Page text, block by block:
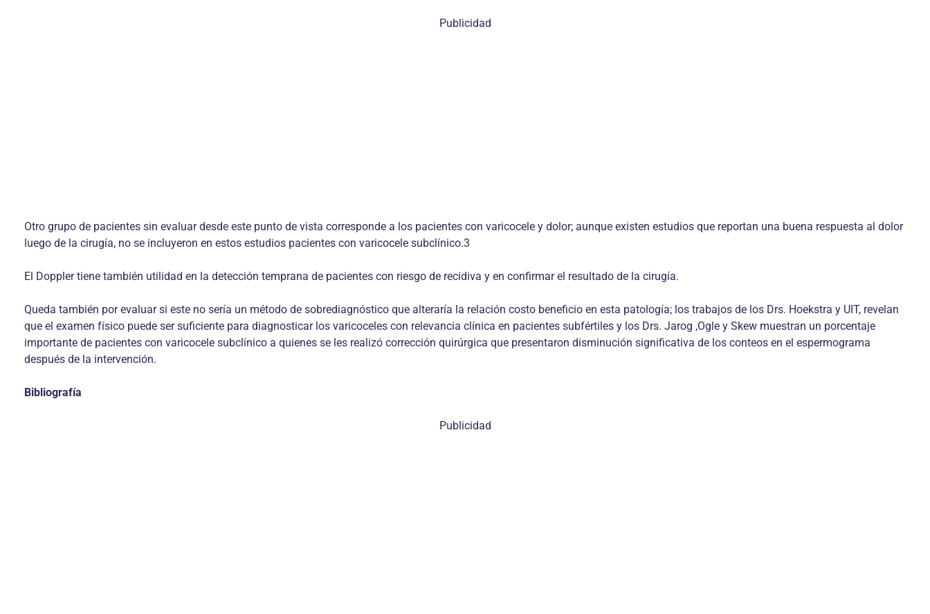
Publicidad
Otro grupo de pacientes sin evaluar desde este punto de vista corresponde a los pacientes con varicocele y dolor; aunque existen estudios que reportan una buena respuesta al dolor
luego de la cirugía, no se incluyeron en estos estudios pacientes con varicocele subclínico.3
El Doppler tiene también utilidad en la detección temprana de pacientes con riesgo de recidiva y en confirmar el resultado de la cirugía.
Queda también por evaluar si este no sería un método de sobrediagnóstico que alteraría la relación costo beneficio en esta patología; los trabajos de los Drs. Hoekstra y UIT, revelan
que el examen físico puede ser suficiente para diagnosticar los varicoceles con relevancia clínica en pacientes subfértiles y los Drs. Jarog ,Ogle y Skew muestran un porcentaje
importante de pacientes con varico­cele subclínico a quienes se les realizó corrección quirúrgica que presentaron disminución significativa de los conteos en el espermo­grama
después de la intervención.
Bibliografía
Publicidad